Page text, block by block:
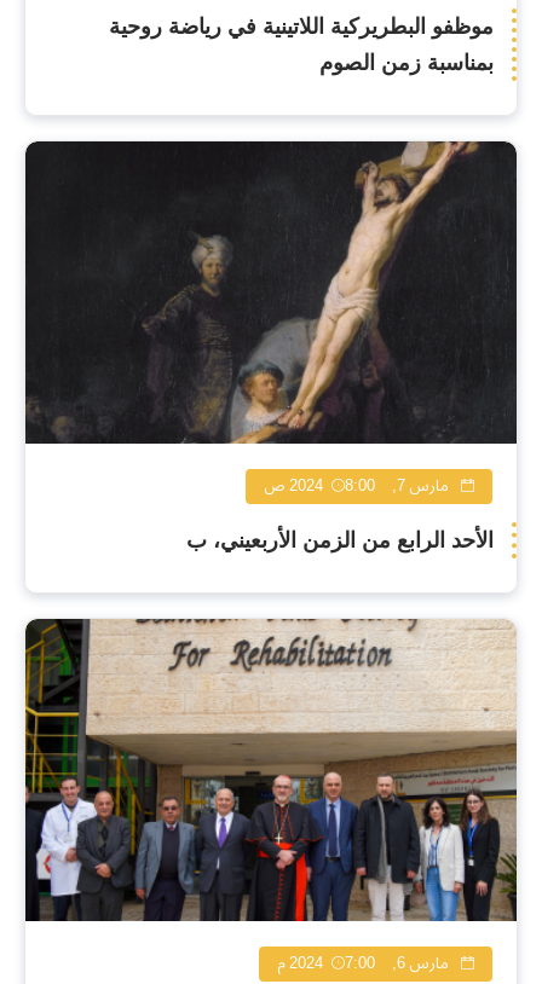
موظفو البطريركية اللاتينية في رياضة روحية
بمناسبة زمن الصوم
مارس 7, 2024 8:00 ص
الأحد الرابع من الزمن الأربعيني، ب
مارس 6, 2024 7:00 م